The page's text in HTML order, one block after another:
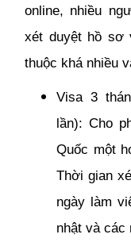
online, nhiều
xét duyệt hồ sơ
thuộc khá nhiều
Visa 3
lần): Cho
Quốc một
Thời gian
ngày làm
nhật và các